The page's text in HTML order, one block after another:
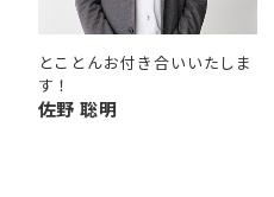
とことんお付き合いいたしま
す！
佐野 聡明